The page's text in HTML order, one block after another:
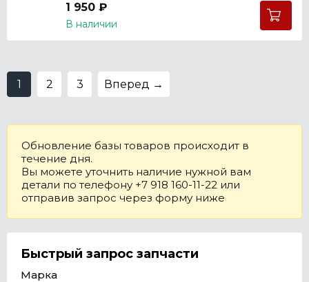
1 950 ₽
В наличии
1 2 3 Вперед →
Обновление базы товаров происходит в
течение дня.
Вы можете уточнить наличие нужной вам
детали по телефону +7 918 160-11-22 или
отправив запрос через форму ниже
Быстрый запрос запчасти
Марка